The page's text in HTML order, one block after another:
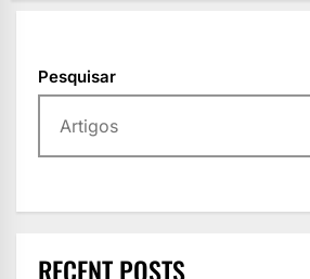
Pesquisar
RECENT POSTS